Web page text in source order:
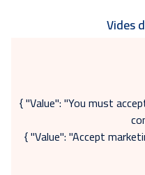
Vides
{ "Value": "You must
{ "Value": "Accept